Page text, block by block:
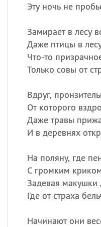
Эту ночь не
Замирает в лесу
Даже птицы в
Что-то
Только совы от
Вдруг,
От которого
Даже травы
И в деревнях
На поляну, где
С громким
Задевая макушки
Где от страха
Начинают они